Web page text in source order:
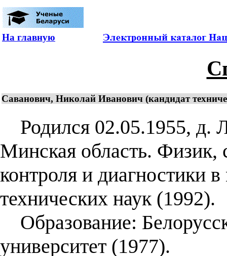
На главную
Саванович, Николай Иванович (кандидат
Родился 02.05.1955, д.
Минская область. Физик,
контроля и диагностики
технических наук (1992).
Образование:
университет (1977).